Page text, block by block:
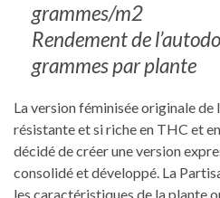
grammes/m2
Rendement de
grammes par plante
La version féminisée originale de
résistante et si riche en THC et
décidé de créer une version
consolidé et développé. La
les caractéristiques de la plante